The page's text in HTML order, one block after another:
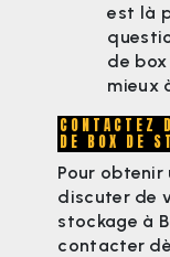
est là
de
mieux
CONTACTEZ
DE BOX DE
Pour obtenir
discuter de
stockage à
contacter